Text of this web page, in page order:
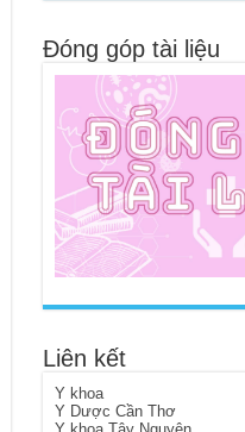
Đóng góp tài liệu
Liên kết
Y khoa
Y Dược Cần Thơ